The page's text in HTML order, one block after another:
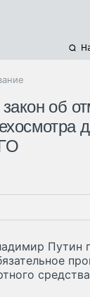
об
Путин